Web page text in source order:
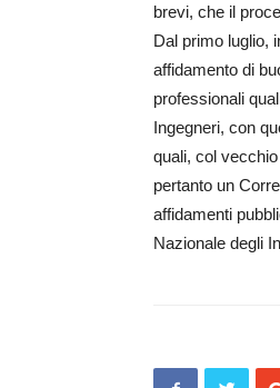
brevi, che il
Dal primo luglio,
affidamento di
professionali
Ingegneri, con
quali, col
pertanto un
affidamenti
Nazionale degli